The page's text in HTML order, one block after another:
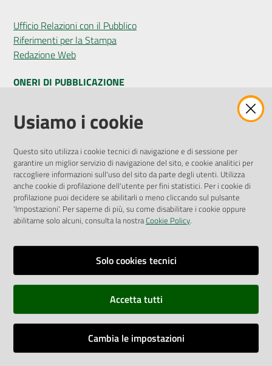
Ufficio Relazioni con il Pubblico
Riferimenti per la Stampa
Redazione Web
ONERI DI PUBBLICAZIONE
Amministrazione Trasparente
Pubblicità legale
Privacy Policy
Attuazione Misure PNRR
Liste di Attesa
ENTI, IMPRESE E PARTNER
Fatturazione Elettronica
Richiesta Patrocinio
Dichiarazione di Accessibilità
Dati di Monitoraggio
Usiamo i cookie
Questo sito utilizza i cookie tecnici di navigazione e di sessione per
garantire un miglior servizio di navigazione del sito, e cookie analitici per
raccogliere informazioni sull'uso del sito da parte degli utenti. Utilizza
anche cookie di profilazione dell'utente per fini statistici. Per i cookie di
profilazione puoi decidere se abilitarli o meno cliccando sul pulsante
'Impostazioni'. Per saperne di più, su come disabilitare i cookie oppure
abilitarne solo alcuni, consulta la nostraCookie Policy.
Solo cookies tecnici
Accetta tutti
Cambia le impostazioni